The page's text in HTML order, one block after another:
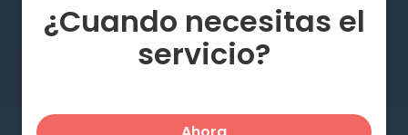
¿Cuando necesitas el
servicio?